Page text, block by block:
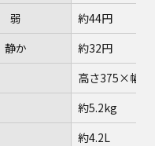
弱
約44円
静か
約32円
高さ375×幅
約5.2kg
約4.2L